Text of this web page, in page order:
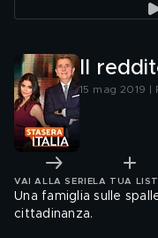
Il
15 mag 2019 |
VAI ALLA SERIE LA TUA
Una famiglia sulle
cittadinanza.